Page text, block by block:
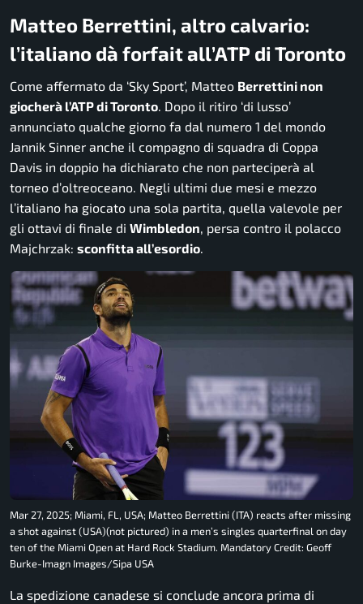
Matteo Berrettini, altro calvario:
l’italiano dà forfait all’ATP di Toronto
Come affermato da ‘Sky Sport’, Matteo Berrettini non
giocherà l’ATP di Toronto . Dopo il ritiro ‘di lusso’
annunciato qualche giorno fa dal numero 1 del mondo
Jannik Sinner anche il compagno di squadra di Coppa
Davis in doppio ha dichiarato che non parteciperà al
torneo d’oltreoceano. Negli ultimi due mesi e mezzo
l’italiano ha giocato una sola partita, quella valevole per
gli ottavi di finale di Wimbledon , persa contro il polacco
Majchrzak: sconfitta all’esordio
Mar 27, 2025; Miami, FL, USA; Matteo Berrettini (ITA) reacts after missing
a shot against (USA)(not pictured) in a men’s singles quarterfinal on day
ten of the Miami Open at Hard Rock Stadium. Mandatory Credit: Geoff
Burke-Imagn Images/Sipa USA
La spedizione canadese si conclude ancora prima di